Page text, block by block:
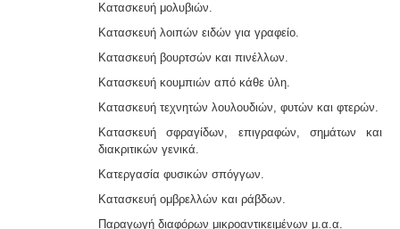
Κατασκευή μολυβιών.
Κατασκευή λοιπών ειδών για γραφείο.
Κατασκευή βουρτσών και πινέλλων.
Κατασκευή κουμπιών από κάθε ύλη.
Κατασκευή τεχνητών λουλουδιών, φυτών και φτερών.
Κατασκευή σφραγίδων, επιγραφών, σημάτων και
διακριτικών γενικά.
Κατεργασία φυσικών σπόγγων.
Κατασκευή ομβρελλών και ράβδων.
Παραγωγή διαφόρων μικροαντικειμένων μ.α.α.